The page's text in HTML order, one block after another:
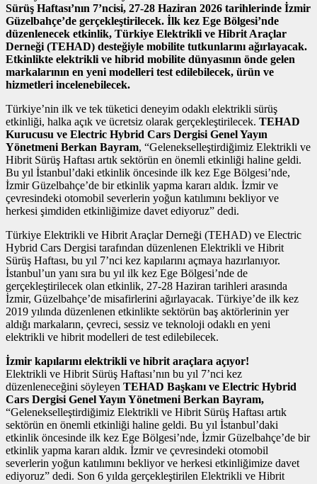
Sürüş Haftası’nın 7’ncisi, 27-28 Haziran 2026 tarihlerinde İzmir
Güzelbahçe’de gerçekleştirilecek. İlk kez Ege Bölgesi’nde
düzenlenecek etkinlik, Türkiye Elektrikli ve Hibrit Araçlar
Derneği (TEHAD) desteğiyle mobilite tutkunlarını ağırlayacak.
Etkinlikte elektrikli ve hibrid mobilite dünyasının önde gelen
markalarının en yeni modelleri test edilebilecek, ürün ve
hizmetleri incelenebilecek.
Türkiye’nin ilk ve tek tüketici deneyim odaklı elektrikli sürüş
etkinliği, halka açık ve ücretsiz olarak gerçekleştirilecek. TEHAD
Kurucusu ve Electric Hybrid Cars Dergisi Genel Yayın
Yönetmeni Berkan Bayram, “Gelenekselleştirdiğimiz Elektrikli ve
Hibrit Sürüş Haftası artık sektörün en önemli etkinliği haline geldi.
Bu yıl İstanbul’daki etkinlik öncesinde ilk kez Ege Bölgesi’nde,
İzmir Güzelbahçe’de bir etkinlik yapma kararı aldık. İzmir ve
çevresindeki otomobil severlerin yoğun katılımını bekliyor ve
herkesi şimdiden etkinliğimize davet ediyoruz” dedi.
Türkiye Elektrikli ve Hibrit Araçlar Derneği (TEHAD) ve Electric
Hybrid Cars Dergisi tarafından düzenlenen Elektrikli ve Hibrit
Sürüş Haftası, bu yıl 7’nci kez kapılarını açmaya hazırlanıyor.
İstanbul’un yanı sıra bu yıl ilk kez Ege Bölgesi’nde de
gerçekleştirilecek olan etkinlik, 27-28 Haziran tarihleri arasında
İzmir, Güzelbahçe’de misafirlerini ağırlayacak. Türkiye’de ilk kez
2019 yılında düzenlenen etkinlikte sektörün baş aktörlerinin yer
aldığı markaların, çevreci, sessiz ve teknoloji odaklı en yeni
elektrikli ve hibrit modelleri de test edilebilecek.
İzmir kapılarını elektrikli ve hibrit araçlara açıyor!
Elektrikli ve Hibrit Sürüş Haftası’nın bu yıl 7’nci kez
düzenleneceğini söyleyen TEHAD Başkanı ve Electric Hybrid
Cars Dergisi Genel Yayın Yönetmeni Berkan Bayram,
“Gelenekselleştirdiğimiz Elektrikli ve Hibrit Sürüş Haftası artık
sektörün en önemli etkinliği haline geldi. Bu yıl İstanbul’daki
etkinlik öncesinde ilk kez Ege Bölgesi’nde, İzmir Güzelbahçe’de bir
etkinlik yapma kararı aldık. İzmir ve çevresindeki otomobil
severlerin yoğun katılımını bekliyor ve herkesi etkinliğimize davet
ediyoruz” dedi. Son 6 yılda gerçekleştirilen Elektrikli ve Hibrit